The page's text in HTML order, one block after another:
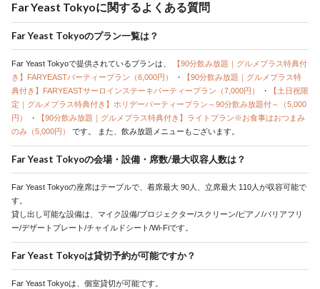
Far Yeast Tokyoに関するよくある質問
Far Yeast Tokyoのプラン一覧は？
Far Yeast Tokyoで提供されているプランは、
【90分飲み放題｜グルメプラス特典付
き】FARYEASTパーティープラン（6,000円）
・
【90分飲み放題｜グルメプラス特
典付き】FARYEASTサーロインステーキパーティープラン（7,000円）
・
【土日祝限
定｜グルメプラス特典付き】ホリデーパーティープラン～90分飲み放題付～（5,000
円）
・
【90分飲み放題｜グルメプラス特典付き】ライトプラン※お食事はおつまみ
のみ（5,000円） です。 また、飲み放題メニューもございます。
Far Yeast Tokyoの会場・設備・席数/最大収容人数は？
Far Yeast Tokyoの座席はテーブルで、着席最大 90人、立席最大 110人が収容可能で
す。
貸し出し可能な設備は、マイク設備/プロジェクター/スクリーン/ピアノ/バリアフリ
ー/デザートプレート/チャイルドシート/Wi-Fiです。
Far Yeast Tokyoは貸切予約が可能ですか？
Far Yeast Tokyoは、個室貸切が可能です。